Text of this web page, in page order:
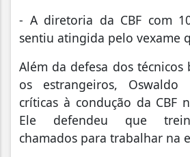
- A diretoria da CBF com
sentiu atingida pelo vexame
Além da defesa dos técnicos
os estrangeiros,
críticas à condução da CBF
Ele defendeu que
chamados para trabalhar na